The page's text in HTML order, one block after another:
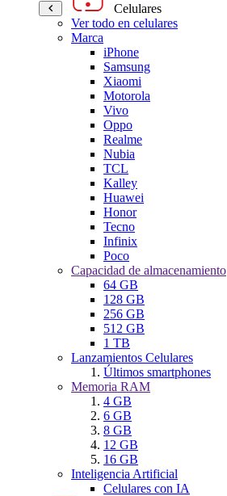
Celulares
Ver todo en celulares
Marca
iPhone
Samsung
Xiaomi
Motorola
Vivo
Oppo
Realme
Nubia
TCL
Kalley
Huawei
Honor
Tecno
Infinix
Poco
Capacidad de almacenamiento
64 GB
128 GB
256 GB
512 GB
1 TB
Lanzamientos Celulares
Últimos smartphones
Memoria RAM
4 GB
6 GB
8 GB
12 GB
16 GB
Inteligencia Artificial
Celulares con IA